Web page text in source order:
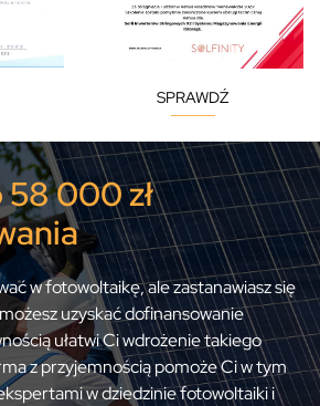
SPRAWDŹ
000 zł
w fotowoltaikę, ale zastanawiasz się
uzyskać dofinansowanie
ułatwi Ci wdrożenie takiego
z przyjemnością pomoże Ci w tym
w dziedzinie fotowoltaiki i